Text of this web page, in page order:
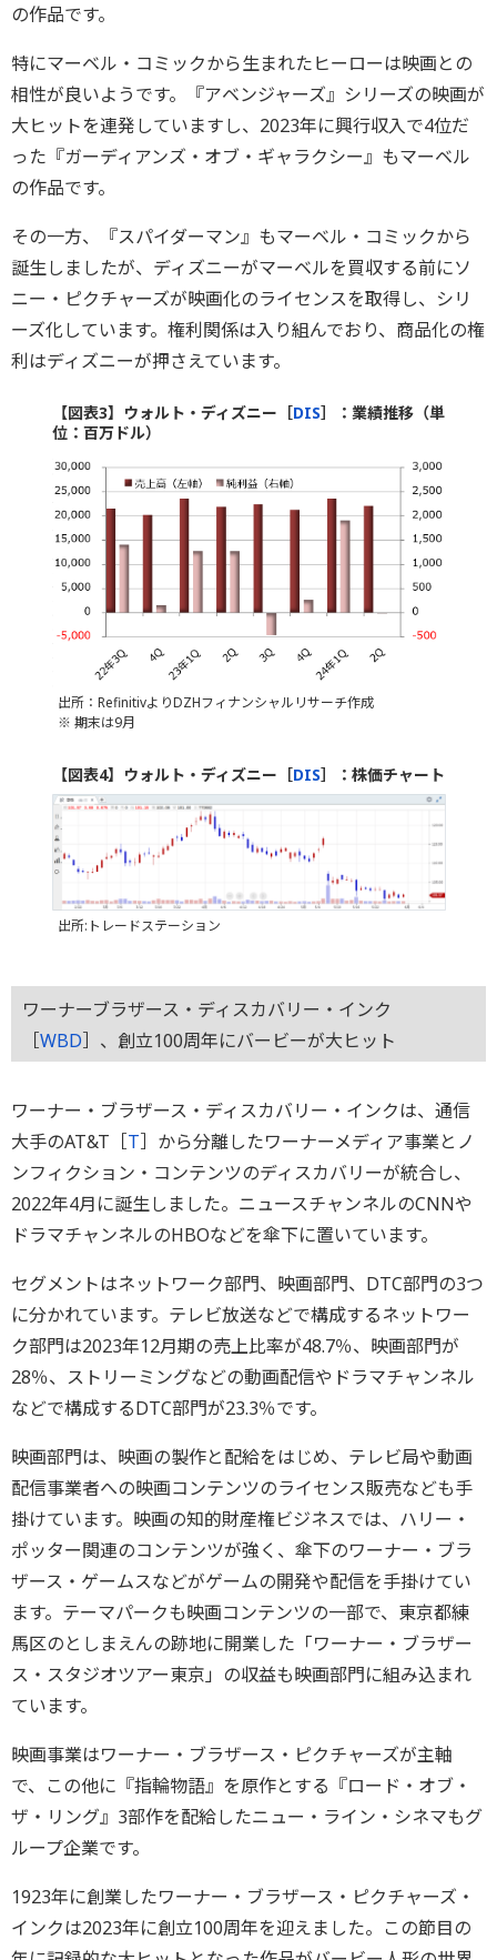
の作品です。
特にマーベル・コミックから生まれたヒーローは映画との
相性が良いようです。『アベンジャーズ』シリーズの映画が
大ヒットを連発していますし、2023年に興行収入で4位だ
った『ガーディアンズ・オブ・ギャラクシー』もマーベル
の作品です。
その一方、『スパイダーマン』もマーベル・コミックから
誕生しましたが、ディズニーがマーベルを買収する前にソ
ニー・ピクチャーズが映画化のライセンスを取得し、シリ
ーズ化しています。権利関係は入り組んでおり、商品化の権
利はディズニーが押さえています。
【図表3】ウォルト・ディズニー［DIS］：業績推移（単
位：百万ドル）
出所：RefinitivよりDZHフィナンシャルリサーチ作成
※ 期末は9月
【図表4】ウォルト・ディズニー［DIS］：株価チャート
出所:トレードステーション
ワーナーブラザース・ディスカバリー・インク
［WBD］、創立100周年にバービーが大ヒット
ワーナー・ブラザース・ディスカバリー・インクは、通信
大手のAT&T［T］から分離したワーナーメディア事業とノ
ンフィクション・コンテンツのディスカバリーが統合し、
2022年4月に誕生しました。ニュースチャンネルのCNNや
ドラマチャンネルのHBOなどを傘下に置いています。
セグメントはネットワーク部門、映画部門、DTC部門の3つ
に分かれています。テレビ放送などで構成するネットワー
ク部門は2023年12月期の売上比率が48.7％、映画部門が
28％、ストリーミングなどの動画配信やドラマチャンネル
などで構成するDTC部門が23.3％です。
映画部門は、映画の製作と配給をはじめ、テレビ局や動画
配信事業者への映画コンテンツのライセンス販売なども手
掛けています。映画の知的財産権ビジネスでは、ハリー・
ポッター関連のコンテンツが強く、傘下のワーナー・ブラ
ザース・ゲームスなどがゲームの開発や配信を手掛けてい
ます。テーマパークも映画コンテンツの一部で、東京都練
馬区のとしまえんの跡地に開業した「ワーナー・ブラザー
ス・スタジオツアー東京」の収益も映画部門に組み込まれ
ています。
映画事業はワーナー・ブラザース・ピクチャーズが主軸
で、この他に『指輪物語』を原作とする『ロード・オブ・
ザ・リング』3部作を配給したニュー・ライン・シネマもグ
ループ企業です。
1923年に創業したワーナー・ブラザース・ピクチャーズ・
インクは2023年に創立100周年を迎えました。この節目の